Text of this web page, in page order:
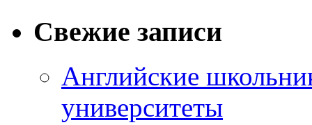
Свежие записи
Английские
университеты